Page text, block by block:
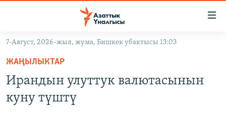
Навигацияга
өтүңүз
Издөөгө
салыңызКЫРГЫЗСТАН
ДҮЙНӨ
УКРАИНА
7-Август, 2026-жыл, жума, Бишкек убактысы 13:03
ЖАҢЫЛЫКТАР
Ирандын улуттук валютасынын
куну түштү